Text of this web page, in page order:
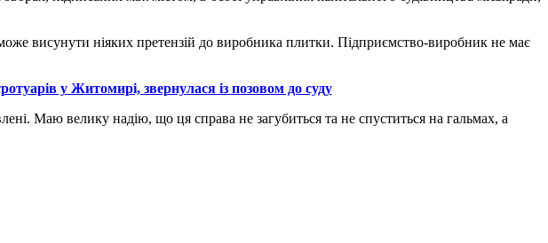
висунути ніяких претензій до виробника плитки. Підприємство-виробник не має
у Житомирі, звернулася із позовом до суду
Маю велику надію, що ця справа не загубиться та не спуститься на гальмах, а